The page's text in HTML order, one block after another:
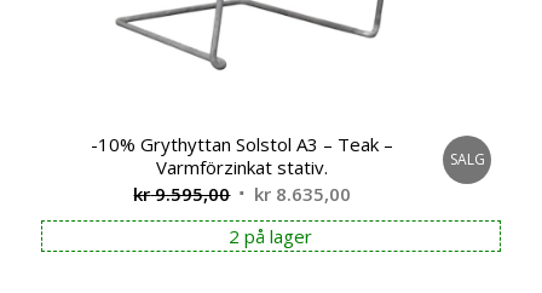
-10% Grythyttan Solstol A3 – Teak –
Varmförzinkat stativ.
kr9.595,00 Opprinnelig
pris
var:
kr 8.635,00
pris
er:
SALG
2 på lager